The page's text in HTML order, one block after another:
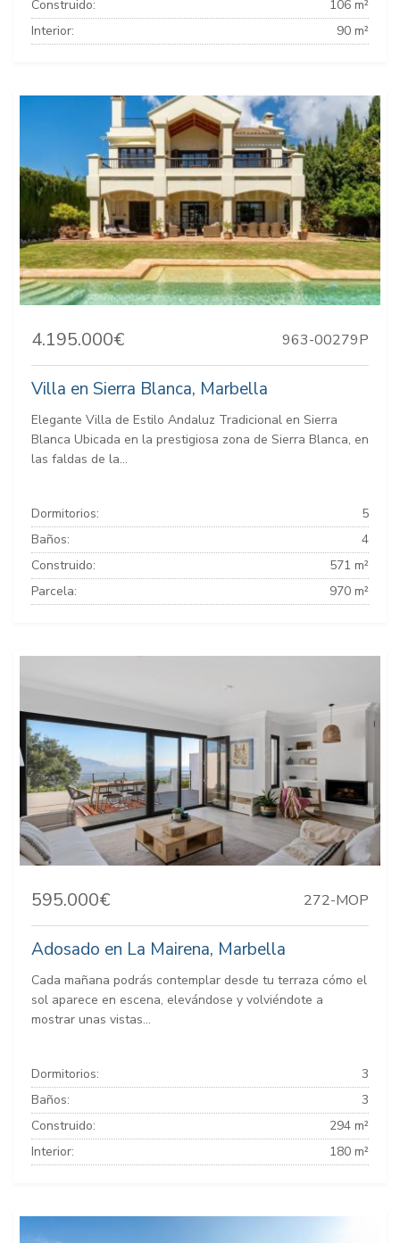
Construido:
106 m²
Interior:
90 m²
4.195.000€ 963-00279P
Villa en Sierra Blanca, Marbella
Elegante Villa de Estilo Andaluz Tradicional en Sierra
Blanca Ubicada en la prestigiosa zona de Sierra Blanca, en
las faldas de la...
Dormitorios:
5
Baños:
4
Construido:
571 m²
Parcela:
970 m²
595.000€ 272-MOP
Adosado en La Mairena, Marbella
Cada mañana podrás contemplar desde tu terraza cómo el
sol aparece en escena, elevándose y volviéndote a
mostrar unas vistas...
Dormitorios:
3
Baños:
3
Construido:
294 m²
Interior:
180 m²